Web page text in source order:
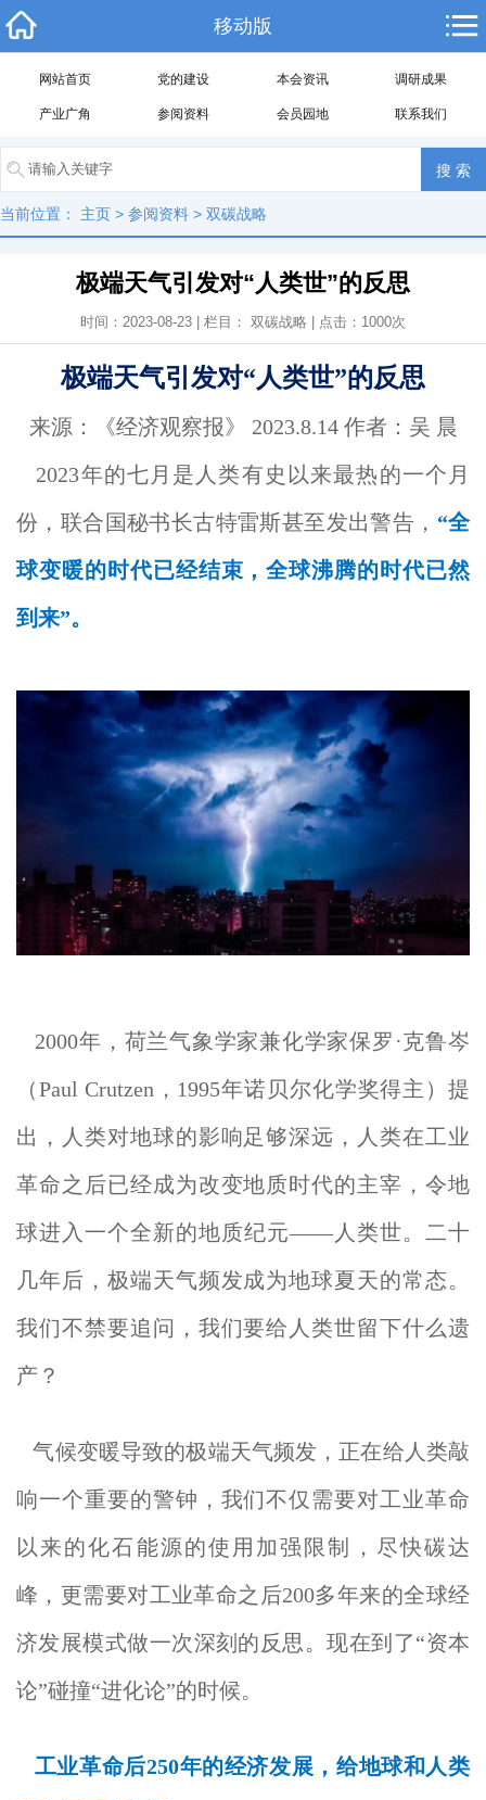
移动版
网站首页 党的建设 本会资讯 调研成果
产业广角 参阅资料 会员园地 联系我们
当前位置： 主页 > 参阅资料 > 双碳战略
极端天气引发对“人类世”的反思
时间：2023-08-23 | 栏目： 双碳战略 | 点击： 1000次
极端天气引发对“人类世”的反思
来源：《经济观察报》 2023.8.14 作者：吴 晨
2023年的七月是人类有史以来最热的一个月
份，联合国秘书长古特雷斯甚至发出警告， “全
球变暖的时代已经结束，全球沸腾的时代已然
到来”。
2000年，荷兰气象学家兼化学家保罗·克鲁岑
（Paul Crutzen，1995年诺贝尔化学奖得主）提
出，人类对地球的影响足够深远，人类在工业
革命之后已经成为改变地质时代的主宰，令地
球进入一个全新的地质纪元——人类世。二十
几年后，极端天气频发成为地球夏天的常态。
我们不禁要追问，我们要给人类世留下什么遗
产？
气候变暖导致的极端天气频发，正在给人类敲
响一个重要的警钟，我们不仅需要对工业革命
以来的化石能源的使用加强限制，尽快碳达
峰，更需要对工业革命之后200多年来的全球经
济发展模式做一次深刻的反思。现在到了“资本
论”碰撞“进化论”的时候。
工业革命后250年的经济发展，给地球和人类